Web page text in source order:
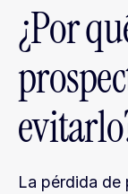
¿Por
La pérdida de